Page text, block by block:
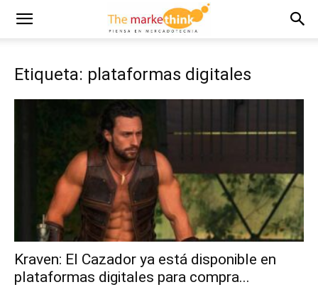
Etiqueta: plataformas digitales
Kraven: El Cazador ya está disponible en
plataformas digitales para compra...